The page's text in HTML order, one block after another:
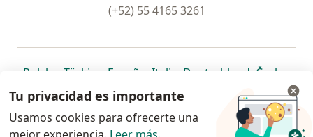
(+52) 55 4165 3261
Polska se abre en una nueva pestaña
Türkiye se abre en una nueva pestaña
España se abre en una nueva pestaña
Italia se abre en una nueva
Deutschlandse abre en
Česko
Portugal
se abre en una nueva pestaña
México se abre en una nueva pestaña
Chile se abre en una nueva pestaña
Brasil se abre en una nueva
se abre en
se
se abre en una nueva
Tu privacidad es importante
Usamos cookies para ofrecerte una